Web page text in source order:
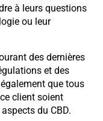
à leurs questions
ou leur
des dernières
et des
que tous
client soient
du CBD.